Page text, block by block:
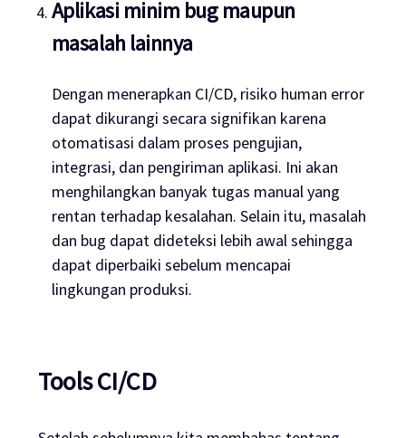
Aplikasi minim bug maupun
masalah lainnya
Dengan menerapkan CI/CD, risiko human error
dapat dikurangi secara signifikan karena
otomatisasi dalam proses pengujian,
integrasi, dan pengiriman aplikasi. Ini akan
menghilangkan banyak tugas manual yang
rentan terhadap kesalahan. Selain itu, masalah
dan bug dapat dideteksi lebih awal sehingga
dapat diperbaiki sebelum mencapai
lingkungan produksi.
Tools CI/CD